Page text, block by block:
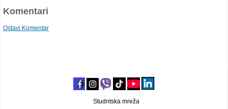
Studntska mreža
Komentari
Ostavi Komentar